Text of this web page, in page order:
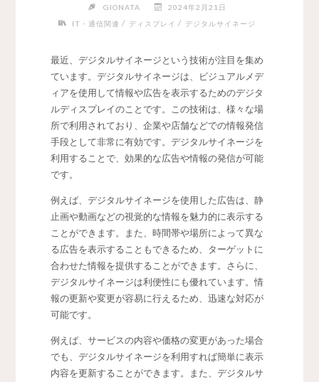
GIONATA
2024年2月21日
IT・通信関連 / ディスプレイ / デジタルサイネージ
最近、デジタルサイネージという技術が注目を集め
ています。 デジタルサイネージは、ビジュアルメデ
ィアを使用して情報や広告を表示するためのデジタ
ルディスプレイのことです。この技術は、様々な場
所で利用されており、企業や店舗などでの情報発信
手段として非常に有効です。デジタルサイネージを
利用することで、効果的な広告や情報の発信が可能
です。
例えば、デジタルサイネージを使用した広告は、静
止画や動画などの視覚的な情報を魅力的に表示する
ことができます。また、時間帯や場所によって異な
る広告を表示することもできるため、ターゲットに
合わせた情報を提供することができます。さらに、
デジタルサイネージは利便性にも優れています。情
報の更新や変更が容易に行えるため、迅速な対応が
可能です。
例えば、サービスの内容や価格の変更があった場合
でも、デジタルサイネージを利用すれば簡単に表示
内容を更新することができます。また、デジタルサ